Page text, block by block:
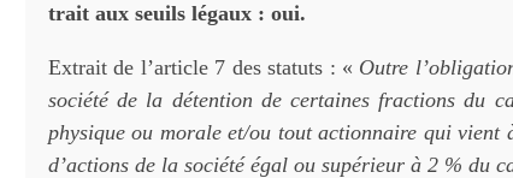
trait aux seuils légaux : oui.
Extrait de l’article 7 des statuts : « Outre
société de la détention de certaines fractions du
physique ou morale et/ou tout actionnaire qui vient
d’actions de la société égal ou supérieur à 2 % du